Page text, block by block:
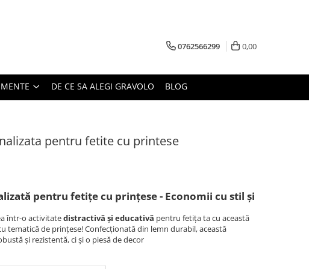
0762566299 0,00
DE CE SA ALEGI GRAVOLO BLOG
pentru fetite cu printese
pentru fetițe cu prințese - Economii cu stil și
într-o activitatedistractivă și educativă pentru fetița ta cu această
tematică de prințese! Confecționată din lemn durabil, această
și rezistentă, ci și o piesă de decor